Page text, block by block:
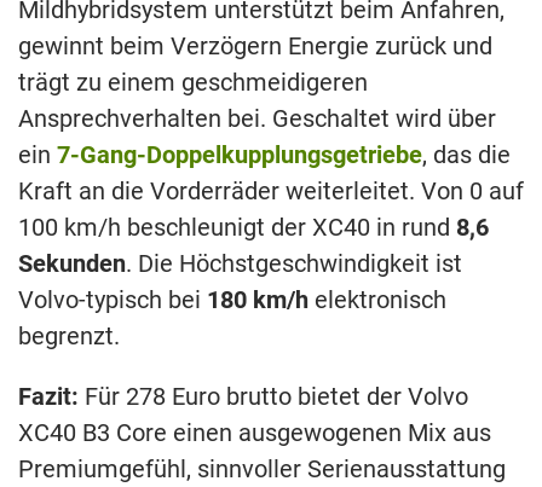
Mildhybridsystem unterstützt beim Anfahren,
gewinnt beim Verzögern Energie zurück und
trägt zu einem geschmeidigeren
Ansprechverhalten bei. Geschaltet wird über
ein 7-Gang-Doppelkupplungsgetriebe, das die
Kraft an die Vorderräder weiterleitet. Von 0 auf
100 km/h beschleunigt der XC40 in rund 8,6
Sekunden. Die Höchstgeschwindigkeit ist
Volvo-typisch bei 180 km/h elektronisch
begrenzt.
Fazit: Für 278 Euro brutto bietet der Volvo
XC40 B3 Core einen ausgewogenen Mix aus
Premiumgefühl, sinnvoller Serienausstattung